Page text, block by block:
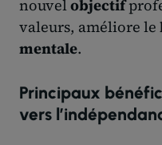
nouvelobjectif
valeurs, améliore le
mentale.
Principaux
vers